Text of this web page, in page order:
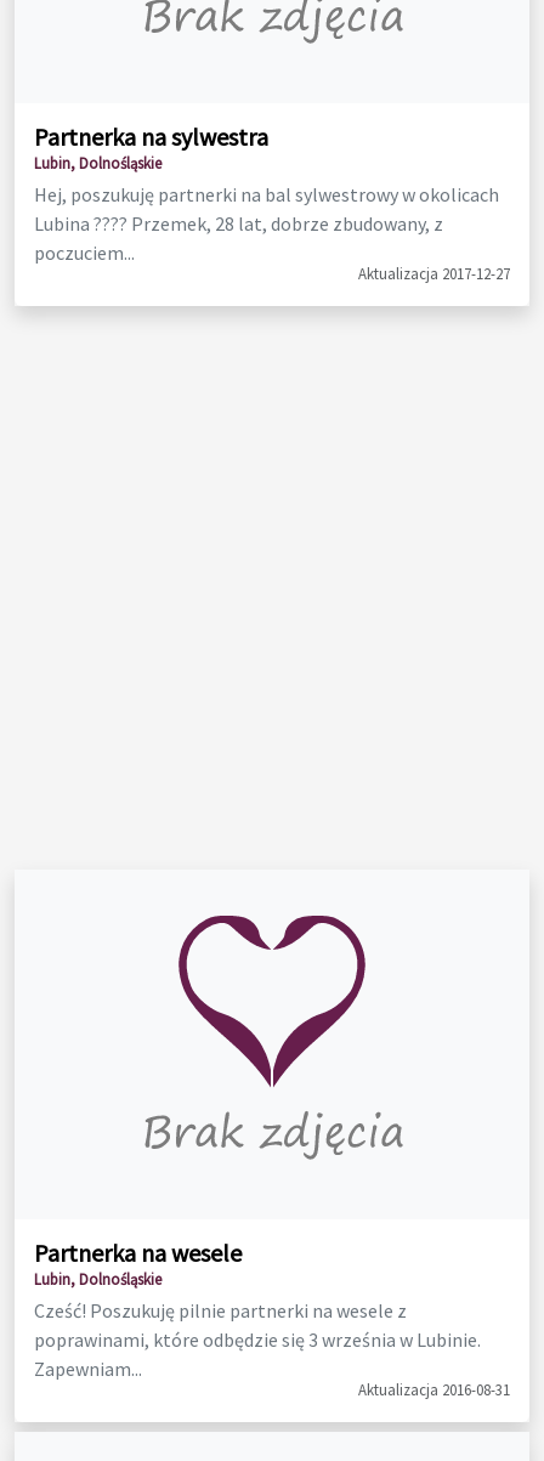
Partnerka na sylwestra
Lubin, Dolnośląskie
Hej, poszukuję partnerki na bal sylwestrowy w okolicach
Lubina ???? Przemek, 28 lat, dobrze zbudowany, z
poczuciem...
Aktualizacja 2017-12-27
Partnerka na wesele
Lubin, Dolnośląskie
Cześć! Poszukuję pilnie partnerki na wesele z
poprawinami, które odbędzie się 3 września w Lubinie.
Zapewniam...
Aktualizacja 2016-08-31